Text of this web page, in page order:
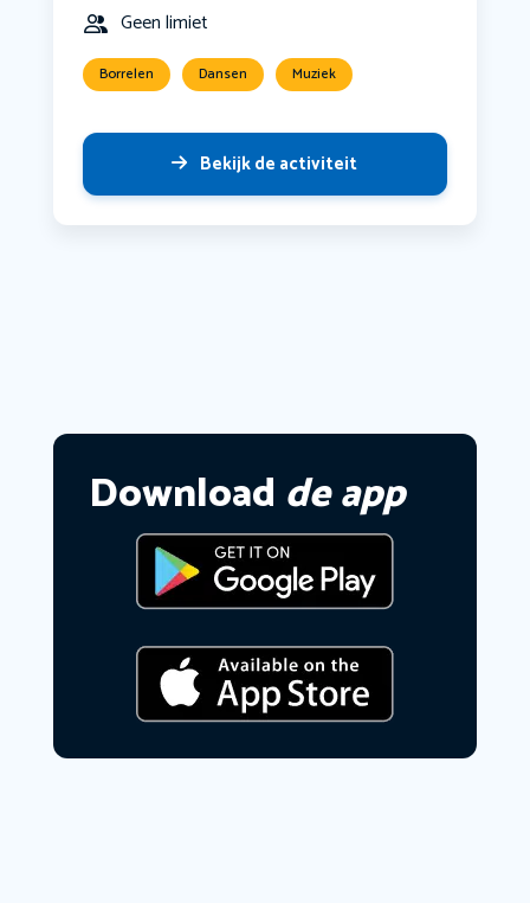
Geen limiet
Borrelen Dansen Muziek
Bekijk de activiteit
Download de app